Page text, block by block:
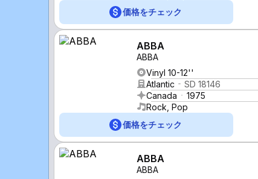
価格をチェック
ABBA
ABBA
Vinyl 10-12''
Atlantic
SD 18146
Canada
1975
Rock, Pop
価格をチェック
ABBA
ABBA